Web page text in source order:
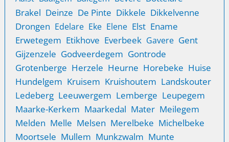
Brakel Deinze De Pinte Dikkele Dikkelvenne
Drongen Edelare Eke Elene Elst Ename
Erwetegem Etikhove Everbeek Gavere Gent
Gijzenzele Godveerdegem Gontrode
Grotenberge Herzele Heurne Horebeke Huise
Hundelgem Kruisem Kruishoutem Landskouter
Ledeberg Leeuwergem Lemberge Leupegem
Maarke-Kerkem Maarkedal Mater Meilegem
Melden Melle Melsen Merelbeke Michelbeke
Moortsele Mullem Munkzwalm Munte